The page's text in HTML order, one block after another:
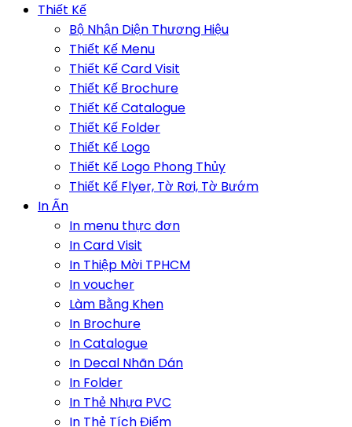
Thiết Kế
Bộ Nhận Diện Thương Hiệu
Thiết Kế Menu
Thiết Kế Card Visit
Thiết Kế Brochure
Thiết Kế Catalogue
Thiết Kế Folder
Thiết Kế Logo
Thiết Kế Logo Phong Thủy
Thiết Kế Flyer, Tờ Rơi, Tờ Bướm
In Ấn
In menu thực đơn
In Card Visit
In Thiệp Mời TPHCM
In voucher
Làm Bằng Khen
In Brochure
In Catalogue
In Decal Nhãn Dán
In Folder
In Thẻ Nhựa PVC
In Thẻ Tích Điểm